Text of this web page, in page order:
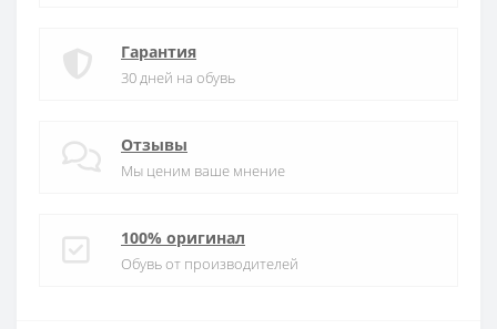
Гарантия
30 дней на обувь
Отзывы
Мы ценим ваше мнение
100% оригинал
Обувь от производителей